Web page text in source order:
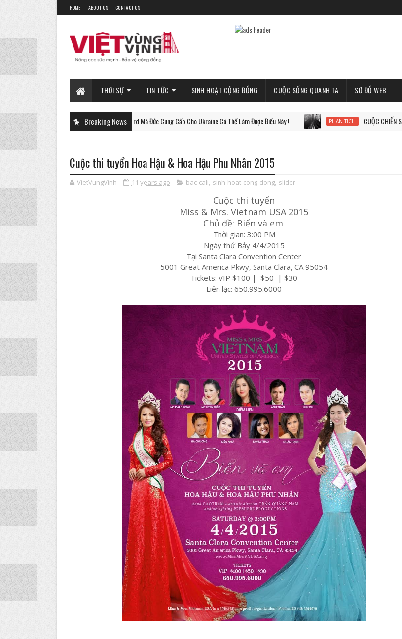
HOME ABOUT US CONTACT US
THỜI SỰ TIN TỨC SINH HOẠT CỘNG ĐỒNG CUỘC SỐNG QUANH TA SƠ ĐỒ WEB
Breaking News
PHAN-TICH Xe Tăng Gepard Mà Đức Cung Cấp Cho Ukraine Có Thể Làm Được Điều Này ! PHAN-TICH CUỘC CHIẾN SINH TỬ
Cuộc thi tuyển Hoa Hậu & Hoa Hậu Phu Nhân 2015
VietVungVinh 11 years ago bac-cali, sinh-hoat-cong-dong, slider
Cuộc thi tuyển
Miss & Mrs. Vietnam USA 2015
Chủ đề: Biển và em.
Thời gian: 3:00 PM
Ngày thứ Bảy 4/4/2015
Tại Santa Clara Convention Center
5001 Great America Pkwy, Santa Clara, CA 95054
Tickets: VIP $100 | $50 | $30
Liên lạc: 650.995.6000